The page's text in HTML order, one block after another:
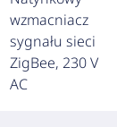
wzmacniacz
sygnału sieci
ZigBee, 230 V
AC